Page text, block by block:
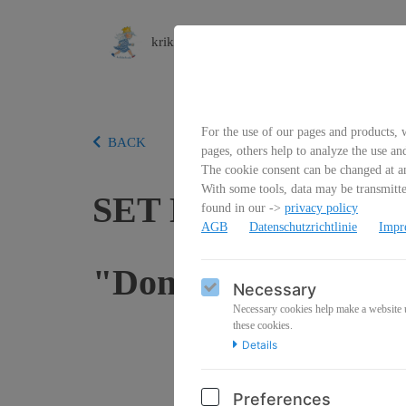
krikelakrak
BACK
SET Dalai Lama
"Don't let the
For the use of our pages and
pages, others help to analyze the use
The cookie consent can be changed at
With some tools, data may be
found in our -> privacy policy
AGB
Datenschutzrichtlinie
Necessary
Necessary cookies help make a
these cookies.
Details
Preferences